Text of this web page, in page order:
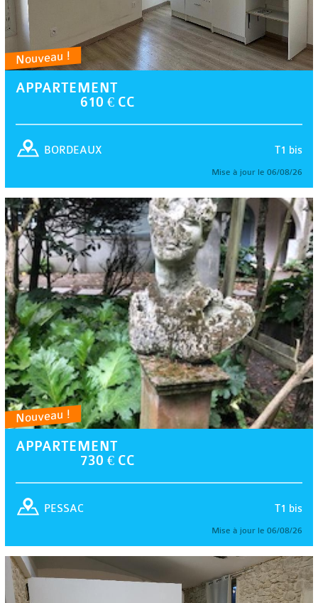
Nouveau !
APPARTEMENT
610 € CC
T1 bis
BORDEAUX
Mise à jour le 06/08/26
Nouveau !
APPARTEMENT
730 € CC
T1 bis
PESSAC
Mise à jour le 06/08/26